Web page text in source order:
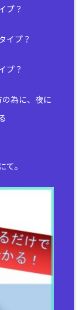
プ？
イプ？
プ？
為に、夜に
て。